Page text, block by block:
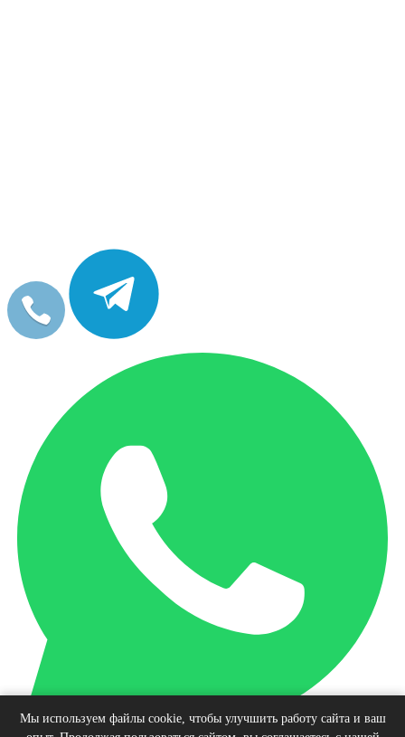
Мы используем файлы cookie, чтобы улучшить работу сайта и ваш